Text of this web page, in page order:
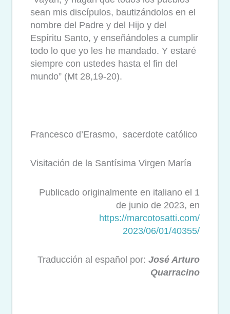
sean mis discípulos, bautizándolos en el
nombre del Padre y del Hijo y del
Espíritu Santo, y enseñándoles a cumplir
todo lo que yo les he mandado. Y estaré
siempre con ustedes hasta el fin del
mundo” (Mt 28,19-20).
Francesco d’Erasmo, sacerdote católico
Visitación de la Santísima Virgen María
Publicado originalmente en italiano el 1
de junio de 2023, en
https://marcotosatti.com/
2023/06/01/40355/
Traducción al español por: José Arturo
Quarracino